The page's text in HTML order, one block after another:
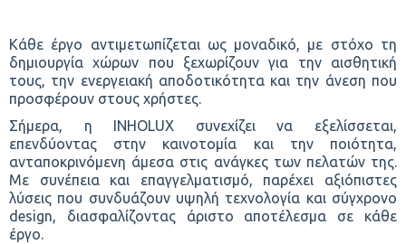
Κάθε έργο αντιμετωπίζεται ως μοναδικό, με στόχο τη
δημιουργία χώρων που ξεχωρίζουν για την αισθητική
τους, την ενεργειακή αποδοτικότητα και την άνεση που
προσφέρουν στους χρήστες.
Σήμερα, η INHOLUX συνεχίζει να εξελίσσεται,
επενδύοντας στην καινοτομία και την ποιότητα,
ανταποκρινόμενη άμεσα στις ανάγκες των πελατών της.
Με συνέπεια και επαγγελματισμό, παρέχει αξιόπιστες
λύσεις που συνδυάζουν υψηλή τεχνολογία και σύγχρονο
design, διασφαλίζοντας άριστο αποτέλεσμα σε κάθε
έργο.